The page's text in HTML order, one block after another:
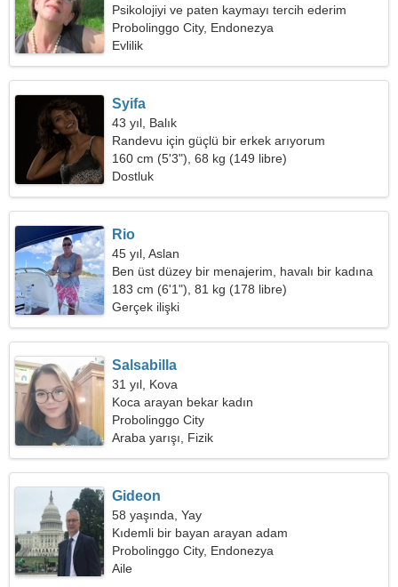
Psikolojiyi ve paten kaymayı tercih ederim
Probolinggo City, Endonezya
Evlilik
Syifa
43 yıl, Balık
Randevu için güçlü bir erkek arıyorum
160 cm (5'3"), 68 kg (149 libre)
Dostluk
Rio
45 yıl, Aslan
Ben üst düzey bir menajerim, havalı bir kadına
ihtiyacım var
183 cm (6'1"), 81 kg (178 libre)
Gerçek ilişki
Salsabilla
31 yıl, Kova
Koca arayan bekar kadın
Probolinggo City
Araba yarışı, Fizik
Gideon
58 yaşında, Yay
Kıdemli bir bayan arayan adam
Probolinggo City, Endonezya
Aile